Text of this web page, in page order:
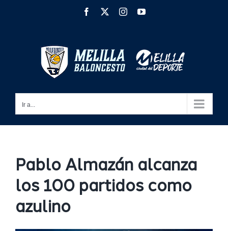
Facebook InstagramYouTube
Ir a...
Pablo Almazán alcanza
los 100 partidos como
azulino